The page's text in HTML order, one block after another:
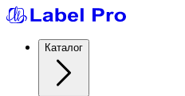
Каталог